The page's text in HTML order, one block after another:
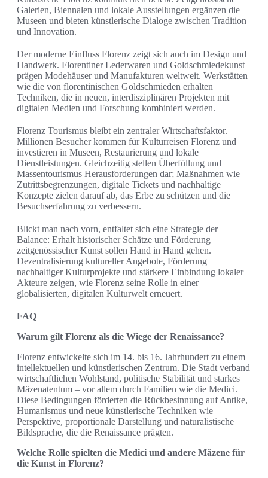
Galerien, Biennalen und lokale Ausstellungen ergänzen die
Museen und bieten künstlerische Dialoge zwischen Tradition
und Innovation.
Der moderne Einfluss Florenz zeigt sich auch im Design und
Handwerk. Florentiner Lederwaren und Goldschmiedekunst
prägen Modehäuser und Manufakturen weltweit. Werkstätten
wie die von florentinischen Goldschmieden erhalten
Techniken, die in neuen, interdisziplinären Projekten mit
digitalen Medien und Forschung kombiniert werden.
Florenz Tourismus bleibt ein zentraler Wirtschaftsfaktor.
Millionen Besucher kommen für Kulturreisen Florenz und
investieren in Museen, Restaurierung und lokale
Dienstleistungen. Gleichzeitig stellen Überfüllung und
Massentourismus Herausforderungen dar; Maßnahmen wie
Zutrittsbegrenzungen, digitale Tickets und nachhaltige
Konzepte zielen darauf ab, das Erbe zu schützen und die
Besuchserfahrung zu verbessern.
Blickt man nach vorn, entfaltet sich eine Strategie der
Balance: Erhalt historischer Schätze und Förderung
zeitgenössischer Kunst sollen Hand in Hand gehen.
Dezentralisierung kultureller Angebote, Förderung
nachhaltiger Kulturprojekte und stärkere Einbindung lokaler
Akteure zeigen, wie Florenz seine Rolle in einer
globalisierten, digitalen Kulturwelt erneuert.
FAQ
Warum gilt Florenz als die Wiege der Renaissance?
Florenz entwickelte sich im 14. bis 16. Jahrhundert zu einem
intellektuellen und künstlerischen Zentrum. Die Stadt verband
wirtschaftlichen Wohlstand, politische Stabilität und starkes
Mäzenatentum – vor allem durch Familien wie die Medici.
Diese Bedingungen förderten die Rückbesinnung auf Antike,
Humanismus und neue künstlerische Techniken wie
Perspektive, propor­tionale Darstellung und naturalistische
Bildsprache, die die Renaissance prägten.
Welche Rolle spielten die Medici und andere Mäzene für
die Kunst in Florenz?